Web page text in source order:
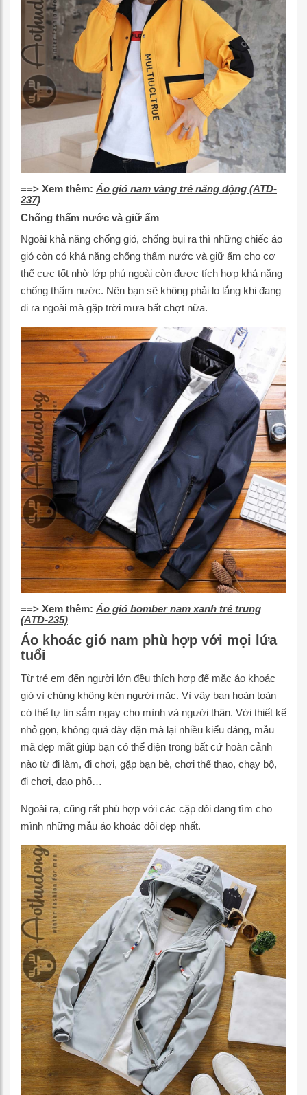
==> Xem thêm: Áo gió nam vàng trẻ năng động (ATD-
237)
Chống thấm nước và giữ ấm
Ngoài khả năng chống gió, chống bụi ra thì những chiếc áo
gió còn có khả năng chống thấm nước và giữ ấm cho cơ
thể cực tốt nhờ lớp phủ ngoài còn được tích hợp khả năng
chống thấm nước. Nên bạn sẽ không phải lo lắng khi đang
đi ra ngoài mà gặp trời mưa bất chợt nữa.
==> Xem thêm: Áo gió bomber nam xanh trẻ trung
(ATD-235)
Áo khoác gió nam phù hợp với mọi lứa
tuổi
Từ trẻ em đến người lớn đều thích hợp để mặc áo khoác
gió vì chúng không kén người mặc. Vì vậy bạn hoàn toàn
có thể tự tin sắm ngay cho mình và người thân. Với thiết kế
nhỏ gọn, không quá dày dặn mà lại nhiều kiểu dáng, mẫu
mã đẹp mắt giúp bạn có thể diện trong bất cứ hoàn cảnh
nào từ đi làm, đi chơi, gặp bạn bè, chơi thể thao, chạy bộ,
đi chơi, dạo phố…
Ngoài ra, cũng rất phù hợp với các cặp đôi đang tìm cho
mình những mẫu áo khoác đôi đẹp nhất.